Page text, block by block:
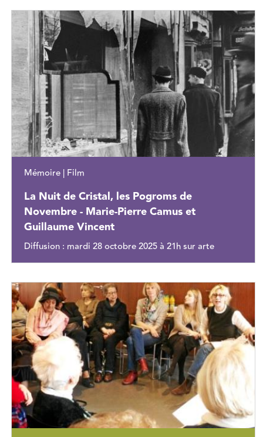
Mémoire | Film
La Nuit de Cristal, les Pogroms de
Novembre - Marie-Pierre Camus et
Guillaume Vincent
Diffusion : mardi 28 octobre 2025 à 21h sur arte